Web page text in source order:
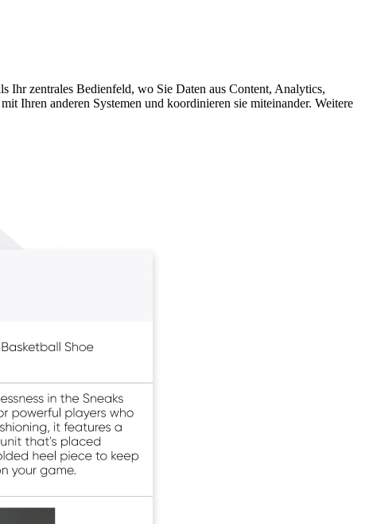
Ihr zentrales Bedienfeld, wo Sie Daten aus Content, Analytics,
Ihren anderen Systemen und koordinieren sie miteinander. Weitere